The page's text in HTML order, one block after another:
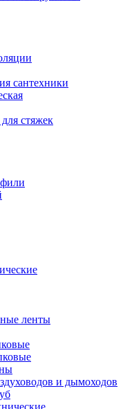
сантехники
стяжек
ленты
и дымоходов